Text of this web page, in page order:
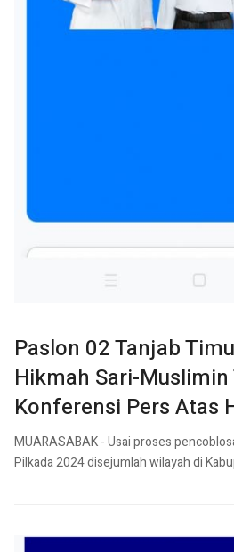
Paslon 02 Tanjab
Hikmah Sari-Muslimin
Konferensi Pers Atas
MUARASABAK - Usai proses
Pilkada 2024 disejumlah wilayah di